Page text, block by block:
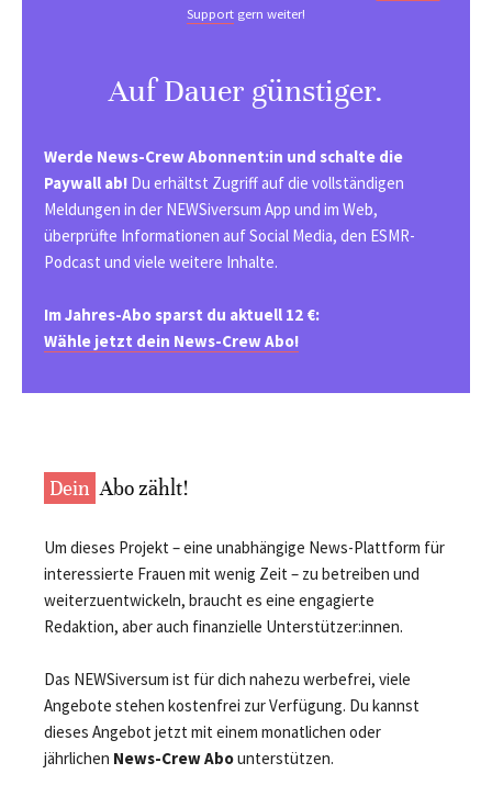
Support gern weiter!
Auf Dauer günstiger.
Werde News-Crew Abonnent:in und schalte die
Paywall ab! Du erhältst Zugriff auf die vollständigen
Meldungen in der NEWSiversum App und im Web,
überprüfte Informationen auf Social Media, den ESMR-
Podcast und viele weitere Inhalte.
Im Jahres-Abo sparst du aktuell 12 €:
Wähle jetzt dein News-Crew Abo!
Dein Abo zählt!
Um dieses Projekt – eine unabhängige News-Plattform für
interessierte Frauen mit wenig Zeit – zu betreiben und
weiterzuentwickeln, braucht es eine engagierte
Redaktion, aber auch finanzielle Unterstützer:innen.
Das NEWSiversum ist für dich nahezu werbefrei, viele
Angebote stehen kostenfrei zur Verfügung. Du kannst
dieses Angebot jetzt mit einem monatlichen oder
jährlichen News-Crew Abounterstützen.